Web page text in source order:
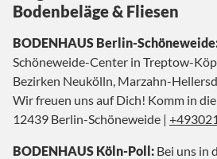
Bodenbeläge & Fliesen
BODENHAUS Berlin-
Schöneweide-Center in Treptow-
Bezirken Neukölln, Marzahn-
Wir freuen uns auf Dich! Komm in
12439 Berlin-Schöneweide |
BODENHAUS Köln-Poll: Bei uns in